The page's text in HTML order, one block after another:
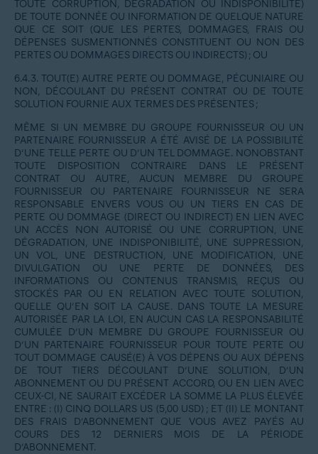
TOUTE CORRUPTION, DÉGRADATION OU INDISPONIBILITÉ)
DE TOUTE DONNÉE OU INFORMATION DE QUELQUE NATURE
QUE CE SOIT (QUE LES PERTES, DOMMAGES, FRAIS OU
DÉPENSES SUSMENTIONNÉS CONSTITUENT OU NON DES
PERTES OU DOMMAGES DIRECTS OU INDIRECTS) ; OU
6.4.3. TOUT(E) AUTRE PERTE OU DOMMAGE, PÉCUNIAIRE OU
NON, DÉCOULANT DU PRÉSENT CONTRAT OU DE TOUTE
SOLUTION FOURNIE AUX TERMES DES PRÉSENTES ;
MÊME SI UN MEMBRE DU GROUPE FOURNISSEUR OU UN
PARTENAIRE FOURNISSEUR A ÉTÉ AVISÉ DE LA POSSIBILITÉ
D’UNE TELLE PERTE OU D’UN TEL DOMMAGE. NONOBSTANT
TOUTE DISPOSITION CONTRAIRE DANS LE PRÉSENT
CONTRAT OU AUTRE, AUCUN MEMBRE DU GROUPE
FOURNISSEUR OU PARTENAIRE FOURNISSEUR NE SERA
RESPONSABLE ENVERS VOUS OU UN TIERS EN CAS DE
PERTE OU DOMMAGE (DIRECT OU INDIRECT) EN LIEN AVEC
UN ACCÈS NON AUTORISÉ OU UNE CORRUPTION, UNE
DÉGRADATION, UNE INDISPONIBILITÉ, UNE SUPPRESSION,
UN VOL, UNE DESTRUCTION, UNE MODIFICATION, UNE
DIVULGATION OU UNE PERTE DE DONNÉES, DES
INFORMATIONS OU CONTENUS TRANSMIS, REÇUS OU
STOCKÉS PAR OU EN RELATION AVEC TOUTE SOLUTION,
QUELLE QU’EN SOIT LA CAUSE. DANS TOUTE LA MESURE
AUTORISÉE PAR LA LOI, EN AUCUN CAS LA RESPONSABILITÉ
CUMULÉE D’UN MEMBRE DU GROUPE FOURNISSEUR OU
D’UN PARTENAIRE FOURNISSEUR POUR TOUTE PERTE OU
TOUT DOMMAGE CAUSÉ(E) À VOS DÉPENS OU AUX DÉPENS
DE TOUT TIERS DÉCOULANT D’UNE SOLUTION, D’UN
ABONNEMENT OU DU PRÉSENT ACCORD, OU EN LIEN AVEC
CEUX-CI, NE SAURAIT EXCÉDER LA SOMME LA PLUS ÉLEVÉE
ENTRE : (I) CINQ DOLLARS US (5,00 USD) ; ET (II) LE MONTANT
DES FRAIS D’ABONNEMENT QUE VOUS AVEZ PAYÉS AU
COURS DES 12 DERNIERS MOIS DE LA PÉRIODE
D’ABONNEMENT.